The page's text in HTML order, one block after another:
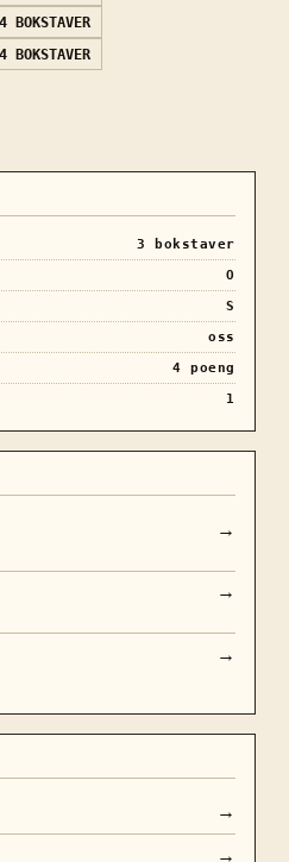
4 BOKSTAVER
4 BOKSTAVER
3
bokstaver
O
S
oss
4 poeng
1
→
→
→
→
→